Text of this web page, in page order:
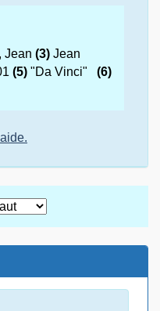
Jean (3) Jean
(5) "Da Vinci"
(6)